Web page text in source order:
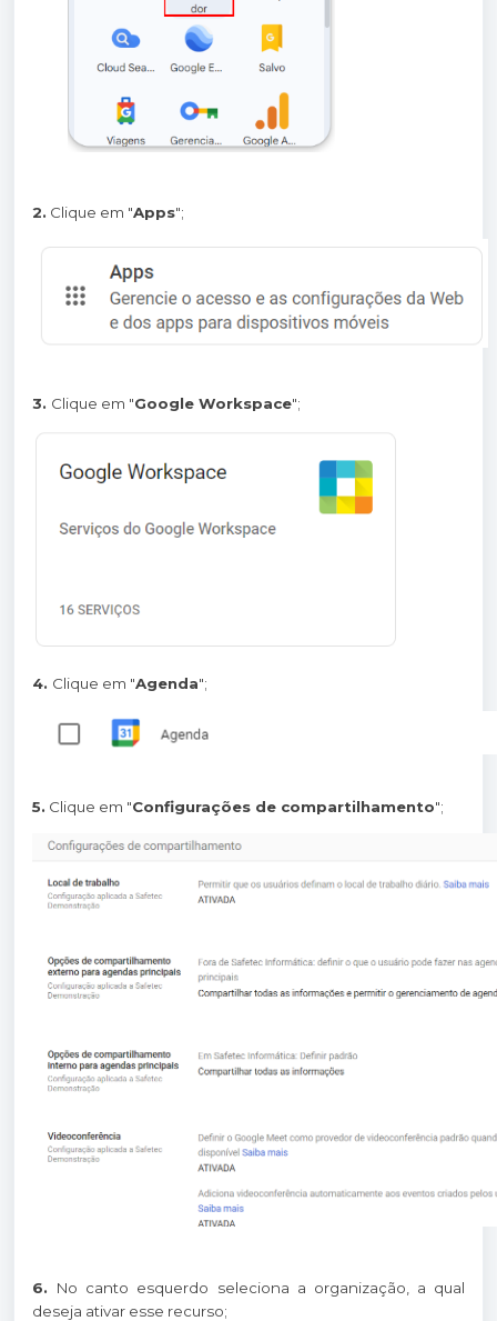
2. Clique em "Apps";
3. Clique em "Google Workspace";
4. Clique em "Agenda";
5. Clique em "Configurações de compartilhamento";
6. No canto esquerdo seleciona a organização, a qual
deseja ativar esse recurso;